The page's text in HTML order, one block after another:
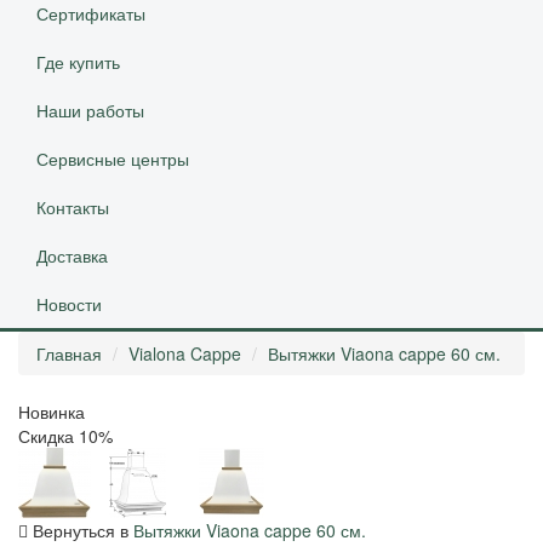
Сертификаты
Где купить
Наши работы
Сервисные центры
Контакты
Доставка
Новости
Главная Vialona Cappe Вытяжки Viaona cappe 60 см.
Новинка
Скидка 10%
Вернуться в Вытяжки Viaona cappe 60 см.